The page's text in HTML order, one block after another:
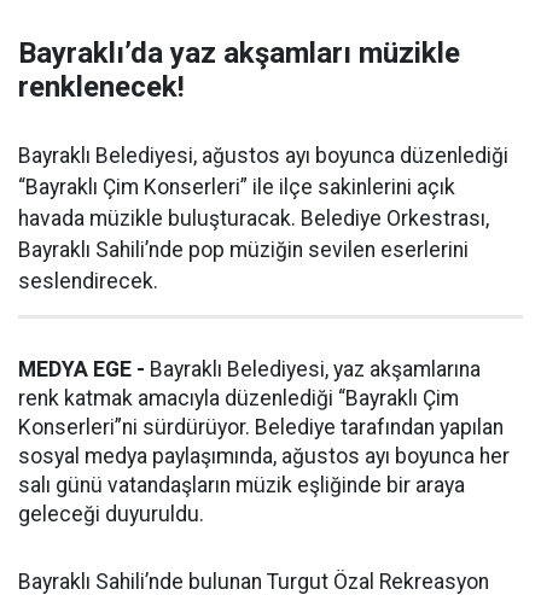
Bayraklı’da yaz akşamları müzikle
renklenecek!
Bayraklı Belediyesi, ağustos ayı boyunca düzenlediği
“Bayraklı Çim Konserleri” ile ilçe sakinlerini açık
havada müzikle buluşturacak. Belediye Orkestrası,
Bayraklı Sahili’nde pop müziğin sevilen eserlerini
seslendirecek.
MEDYA EGE - Bayraklı Belediyesi, yaz akşamlarına
renk katmak amacıyla düzenlediği “Bayraklı Çim
Konserleri”ni sürdürüyor. Belediye tarafından yapılan
sosyal medya paylaşımında, ağustos ayı boyunca her
salı günü vatandaşların müzik eşliğinde bir araya
geleceği duyuruldu.
Bayraklı Sahili’nde bulunan Turgut Özal Rekreasyon